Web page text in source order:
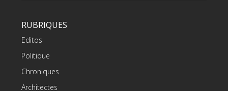
RUBRIQUES
Editos
Politique
Chroniques
Architectes